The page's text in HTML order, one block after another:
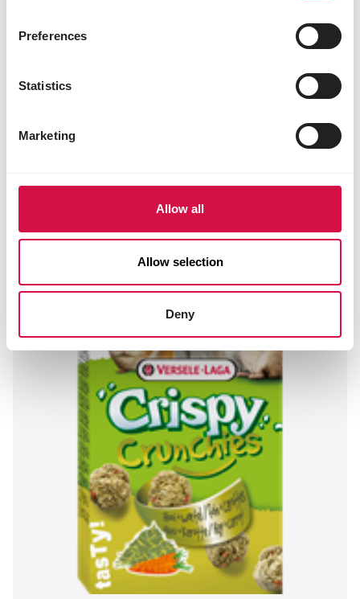
Preferences
Statistics
Marketing
Allow all
Allow selection
Deny
Toevoegingsmiddelen/kg
kaliumsorbaat 0,2%